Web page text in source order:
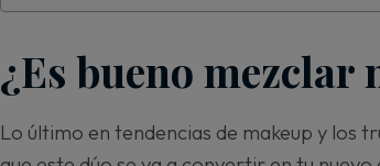
¿Es bueno
Lo último en tendencias de makeup y los